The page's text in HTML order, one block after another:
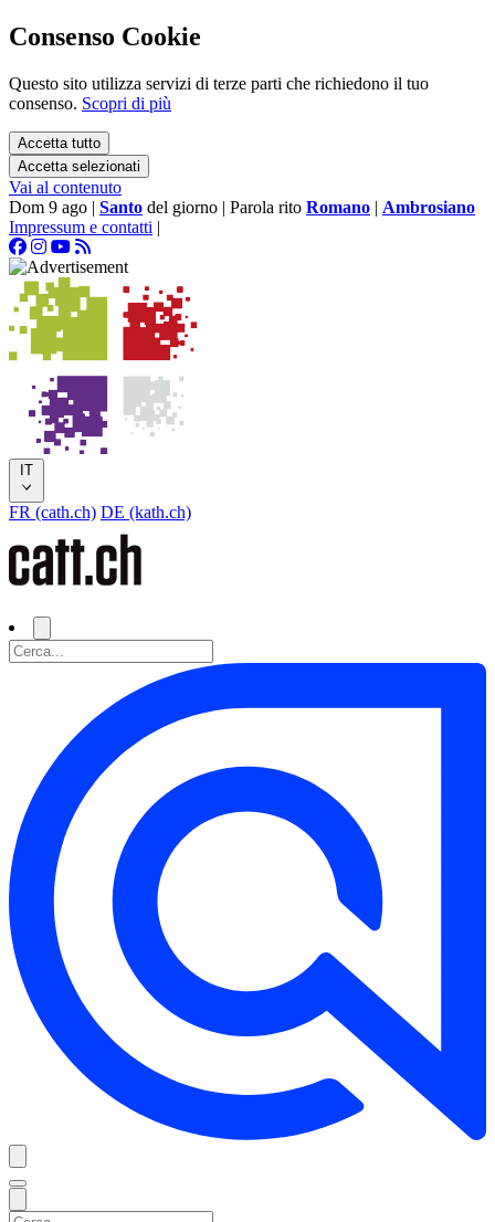
Consenso Cookie
Questo sito utilizza servizi di terze parti che richiedono il tuo
consenso. Scopri di più
Accetta tutto
Accetta selezionati
Vai al contenuto
Dom 9 ago | Santo del giorno | Parola rito Romano | Ambrosiano
Impressum e contatti |
IT
FR (cath.ch) DE (kath.ch)